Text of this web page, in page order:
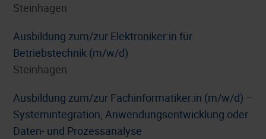
Steinhagen
Ausbildung zum/zur Elektroniker:in für
Betriebstechnik (m/w/d)
Steinhagen
Ausbildung zum/zur Fachinformatiker:in (m/w/d) –
Systemintegration, Anwendungsentwicklung oder
Daten- und Prozessanalyse